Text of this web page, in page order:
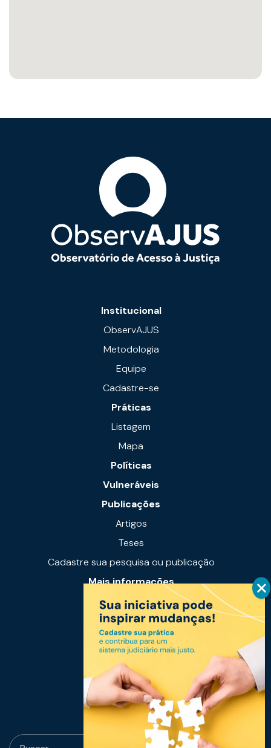
Institucional
ObservAJUS
Metodologia
Equipe
Cadastre-se
Práticas
Listagem
Mapa
Políticas
Vulneráveis
Publicações
Artigos
Teses
Cadastre sua pesquisa ou publicação
Mais informações
Notícias
Links úteis
Fale conosco